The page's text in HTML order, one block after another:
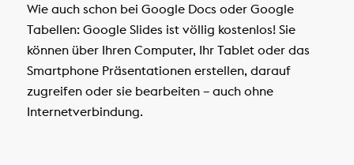
Wie auch schon bei Google Docs oder Google
Tabellen: Google Slides ist völlig kostenlos! Sie
können über Ihren Computer, Ihr Tablet oder das
Smartphone Präsentationen erstellen, darauf
zugreifen oder sie bearbeiten – auch ohne
Internetverbindung.